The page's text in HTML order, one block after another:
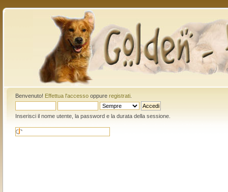
Benvenuto! Effettua l'accessooppure registrati.
Inserisci il nome utente, la password e la durata della sessione.